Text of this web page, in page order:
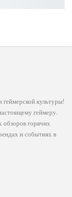
культуры!
геймеру.
обзоров горячих
и событиях в